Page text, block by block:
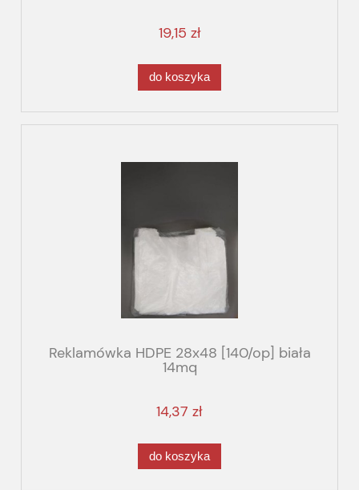
19,15 zł
do koszyka
Reklamówka HDPE 28x48 [140/op] biała
14mq
14,37 zł
do koszyka